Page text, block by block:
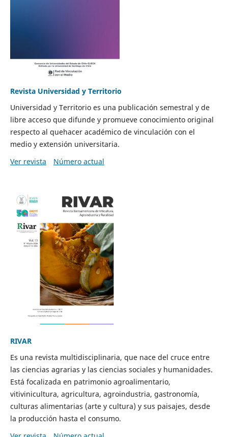
Revista Universidad y Territorio
Universidad y Territorio es una publicación semestral y de
libre acceso que difunde y promueve conocimiento original
respecto al quehacer académico de vinculación con el
medio y extensión universitaria.
Ver revista
Número actual
RIVAR
Es una revista multidisciplinaria, que nace del cruce entre
las ciencias agrarias y las ciencias sociales y humanidades.
Está focalizada en patrimonio agroalimentario,
vitivinicultura, agricultura, agroindustria, gastronomía,
culturas alimentarias (arte y cultura) y sus paisajes, desde
la producción hasta el consumo.